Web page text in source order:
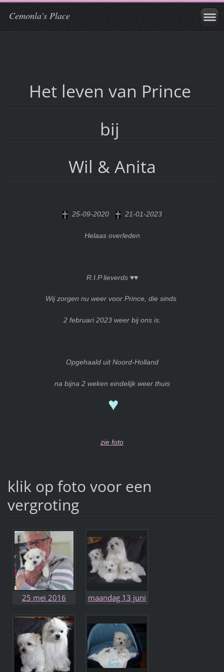
Cemonla's Place
Het leven van Prince
bij
Wil & Anita
25-09-2020 21-01-2023
Helaas overleden
R.I.P lieverds ♥♥
Wij zorgen nu weer voor Prince, die sinds
2 februari 2023 weer bij ons is.
Opgehaald uit Noord-Holland
na bijna 2 weken eindelijk weer thuis
♥
zie foto
klik op foto voor een
vergroting
25 mei 2016
Anita zij heeft mij
gekozen en ik
haar.
maandag 13 juni
op de foto met
mama Brandon
en Britney